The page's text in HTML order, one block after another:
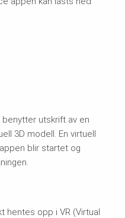
benytter utskrift av en
3D modell. En virtuell
blir startet og
hentes opp i VR (Virtual